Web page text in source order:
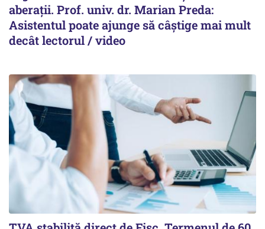
aberații. Prof. univ. dr. Marian Preda:
Asistentul poate ajunge să câștige mai mult
decât lectorul / video